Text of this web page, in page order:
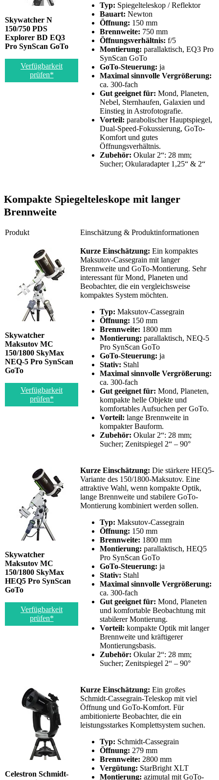
Skywatcher N
150/750 PDS
Explorer BD EQ3
Pro SynScan GoTo
Verfügbarkeit
prüfen*
Typ: Spiegelteleskop / Reflektor
Bauart: Newton
Öffnung: 150 mm
Brennweite: 750 mm
Öffnungsverhältnis: f/5
Montierung: parallaktisch, EQ3 Pro
SynScan GoTo
GoTo-Steuerung: ja
Maximal sinnvolle Vergrößerung:
ca. 300-fach
Gut geeignet für: Mond, Planeten,
Nebel, Sternhaufen, Galaxien und
Einstieg in Astrofotografie.
Vorteil: parabolischer Hauptspiegel,
Dual-Speed-Fokussierung, GoTo-
Komfort und gutes
Öffnungsverhältnis.
Zubehör: Okular 2“: 28 mm;
Sucher; Okularadapter 1,25“ & 2“
Kompakte Spiegelteleskope mit langer
Brennweite
Produkt Einschätzung & Produktinformationen
Skywatcher
Maksutov MC
150/1800 SkyMax
NEQ-5 Pro SynScan
GoTo
Verfügbarkeit
prüfen*
Kurze Einschätzung: Ein kompaktes
Maksutov-Cassegrain mit langer
Brennweite und GoTo-Montierung. Sehr
interessant für Mond, Planeten und
Beobachter, die ein vergleichsweise
kompaktes System möchten.
Typ: Maksutov-Cassegrain
Öffnung: 150 mm
Brennweite: 1800 mm
Montierung: parallaktisch, NEQ-5
Pro SynScan GoTo
GoTo-Steuerung: ja
Stativ: Stahl
Maximal sinnvolle Vergrößerung:
ca. 300-fach
Gut geeignet für: Mond, Planeten,
kompakte helle Objekte und
komfortables Aufsuchen per GoTo.
Vorteil: lange Brennweite in
kompakter Bauform.
Zubehör: Okular 2“: 28 mm;
Sucher; Zenitspiegel 2“ – 90°
Skywatcher
Maksutov MC
150/1800 SkyMax
HEQ5 Pro SynScan
GoTo
Verfügbarkeit
prüfen*
Kurze Einschätzung: Die stärkere HEQ5-
Variante des 150/1800-Maksutov. Eine
attraktive Wahl, wenn kompakte Optik,
lange Brennweite und stabilere GoTo-
Montierung kombiniert werden sollen.
Typ: Maksutov-Cassegrain
Öffnung: 150 mm
Brennweite: 1800 mm
Montierung: parallaktisch, HEQ5
Pro SynScan GoTo
GoTo-Steuerung: ja
Stativ: Stahl
Maximal sinnvolle Vergrößerung:
ca. 300-fach
Gut geeignet für: Mond, Planeten
und komfortable Beobachtung mit
stabilerer Montierung.
Vorteil: kompakte Optik mit langer
Brennweite und kräftigerer
Montierungsbasis.
Zubehör: Okular 2“: 28 mm;
Sucher; Zenitspiegel 2“ – 90°
Celestron Schmidt-
Kurze Einschätzung: Ein großes
Schmidt-Cassegrain-Teleskop mit viel
Öffnung und GoTo-Komfort. Für
ambitionierte Beobachter, die ein
leistungsstarkes Komplettsystem suchen.
Typ: Schmidt-Cassegrain
Öffnung: 279 mm
Brennweite: 2800 mm
Vergütung: StarBright XLT
Montierung: azimutal mit GoTo-